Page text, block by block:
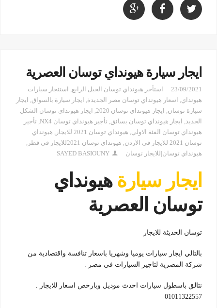
ايجار سيارة هيونداي توسان العصرية
23/09/2021 استأجر هيونداي توسان الجيل الرابع
استئجار سيارات
هيونداي
اسعار هيونداي توسان مصر الجديدة ايجار سيارة بالسواق
ايجار
سيارة توسان
ايجار هيونداي توسان 2020
ايجار هيونداي توسان الشكل
الجديد
ايجار هيونداي توسان بسائق تأجير هيونداي توسان NX4
تأجير
هيونداي توسان الفئة الاولي هيونداي توسان 2021 للايجار
هيونداي
توسان 2021 للايجار في الاردن
هيونداي توسان 2021للايجار في قطر
هيونداي توسان|للايجار توسان
SAYED BASIOUNY
ايجار سيارة هيونداي
توسان العصرية
توسان الحديثة للايجار
بالتالي ايجار سيارات يوميا وشهريا باسعار تنافسة واقتصادية من
شركة المصرية لتاجير السيارات في مصر .
نتالق باسطول سيارات احدث موديل وبارخص اسعار للايجار .
01011322557